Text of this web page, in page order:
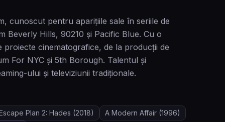
cunoscut pentru aparițiile sale în seriile de
Beverly Hills, 90210 și Pacific Blue. Cu o
cinematografice, de la producții de
For NYC și 5th Borough. Talentul și
ului și televiziunii tradiționale.
Plan 2: Hades (2018) A Modern Affair (1996)